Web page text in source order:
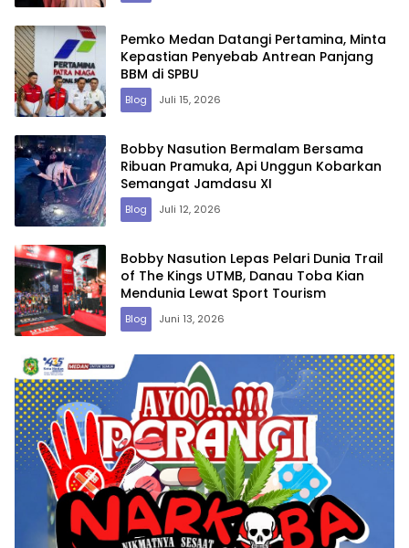
Pemko Medan Datangi Pertamina, Minta
Kepastian Penyebab Antrean Panjang
BBM di SPBU
Blog Juli 15, 2026
Bobby Nasution Bermalam Bersama
Ribuan Pramuka, Api Unggun Kobarkan
Semangat Jamdasu XI
Blog Juli 12, 2026
Bobby Nasution Lepas Pelari Dunia Trail
of The Kings UTMB, Danau Toba Kian
Mendunia Lewat Sport Tourism
Blog Juni 13, 2026